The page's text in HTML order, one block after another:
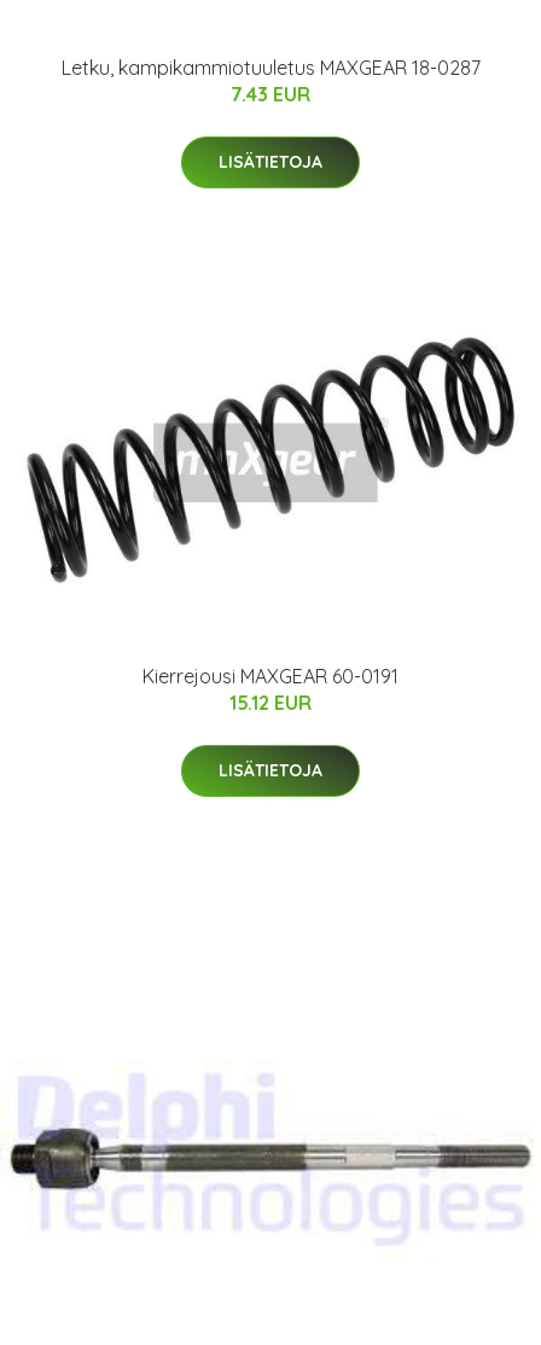
Letku, kampikammiotuuletus MAXGEAR 18-0287
7.43 EUR
LISÄTIETOJA
Kierrejousi MAXGEAR 60-0191
15.12 EUR
LISÄTIETOJA